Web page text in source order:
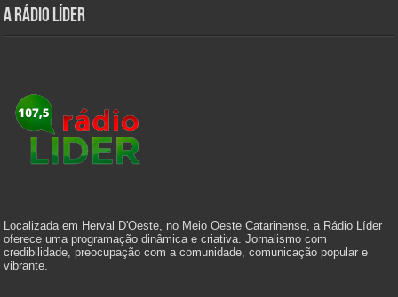
A Rádio Líder
Localizada em Herval D'Oeste, no Meio Oeste Catarinense, a Rádio Líder
oferece uma programação dinâmica e criativa. Jornalismo com
credibilidade, preocupação com a comunidade, comunicação popular e
vibrante.